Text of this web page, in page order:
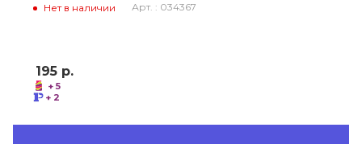
Нет в наличии Арт. : 034367
195 р.
+ 5
+ 2